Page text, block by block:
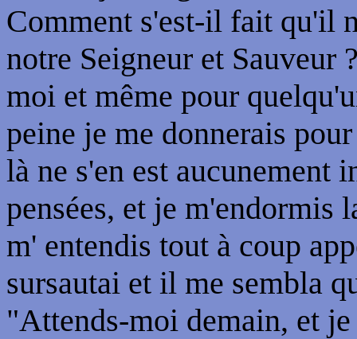
Comment s'est-il fait qu'il
notre Seigneur et Sauveur
moi et même pour
peine je me donnerais
là ne s'en est aucunement
pensées, et je m'endormis
m' entendis tout à coup
sursautai et il me sembla
"Attends-moi demain, et